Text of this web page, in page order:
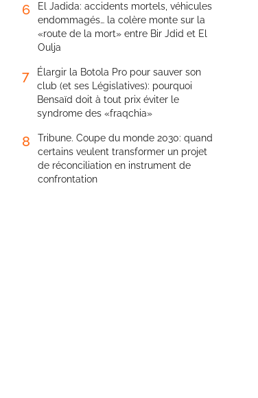
6
El Jadida: accidents mortels, véhicules
endommagés… la colère monte sur la
«route de la mort» entre Bir Jdid et El
Oulja
7
Élargir la Botola Pro pour sauver son
club (et ses Législatives): pourquoi
Bensaïd doit à tout prix éviter le
syndrome des «fraqchia»
8
Tribune. Coupe du monde 2030: quand
certains veulent transformer un projet
de réconciliation en instrument de
confrontation